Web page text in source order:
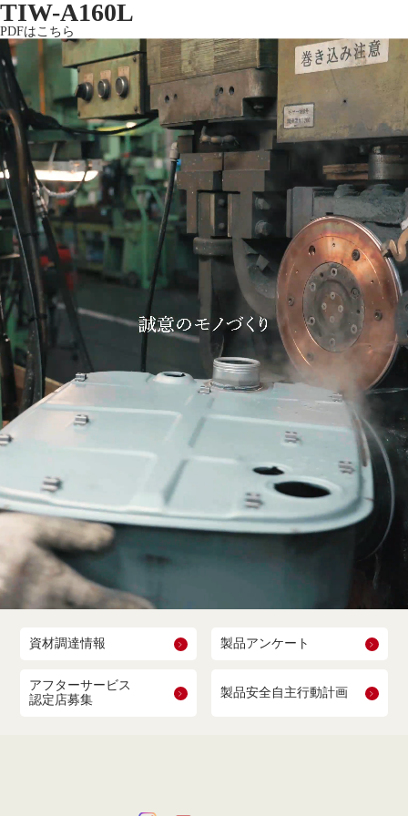
TIW-A160L
PDFはこちら
資材調達情報 製品アンケート
アフターサービス
認定店募集
製品安全自主行動計画